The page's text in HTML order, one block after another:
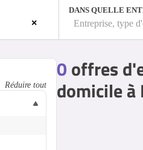
×
DANS QUELLE
Entreprise, type
0offres
domicile à
Réduire tout